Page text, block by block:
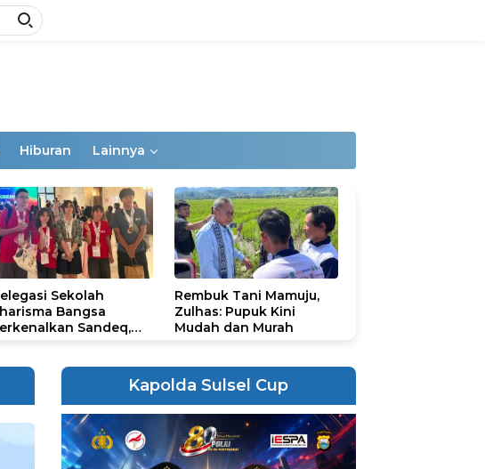
Hiburan Lainnya
Sekolah
Bangsa
Sandeq,
Olympiad 2026
Rembuk Tani Mamuju,
Zulhas: Pupuk Kini
Mudah dan Murah
Kapolda Sulsel Cup